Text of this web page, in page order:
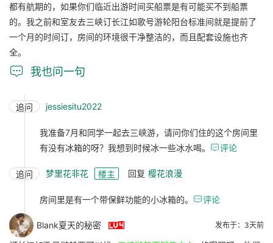
都有航期的，如果你们临近出游时间买船票是有可能买不到船票
的。我之前和室友去三峡订长江如歌号游轮阳台标准间就是提前了
一个月的时间订，房间的环境很干净整洁的，而且配套设施也齐
全。
 我也问一句
追问 jessiesitu2022
我准备7月和同学一起去三峡游，请问你们住的这个房间里
有没有冰箱的呀？我想到时候冰一些冰水喝。 评论
追问 梦里花非花 楼主 回复 樱花浪漫
房间里是有一个带保鲜功能的小冰箱的。 评论
Blank夏天的秘密  发布于：3天前